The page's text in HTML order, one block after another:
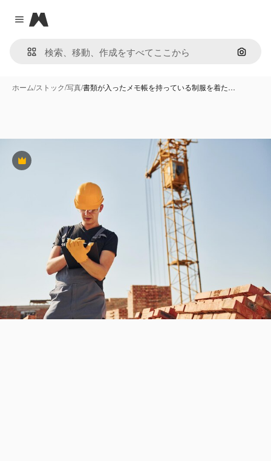
Close menu
Magnific
画像で
ホーム/ストック/写真/書類が入ったメモ帳を持っている制服を着た…
Premium